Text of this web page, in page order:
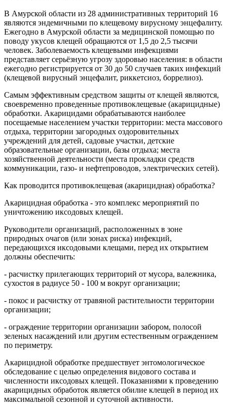
В Амурской области из 28 административных территорий 16
являются эндемичными по клещевому вирусному энцефалиту.
Ежегодно в Амурской области за медицинской помощью по
поводу укусов клещей обращаются от 1,5 до 2,5 тысячи
человек. Заболеваемость клещевыми инфекциями
представляет серьёзную угрозу здоровью населения: в области
ежегодно регистрируется от 30 до 50 случаев таких инфекций
(клещевой вирусный энцефалит, риккетсиоз, боррелиоз).
Самым эффективным средством защиты от клещей являются,
своевременно проведенные противоклещевые (акарицидные)
обработки. Акарицидами обрабатываются наиболее
посещаемые населением участки территории: места массового
отдыха, территории загородных оздоровительных
учреждений для детей, садовые участки, детские
образовательные организации, базы отдыха; места
хозяйственной деятельности (места прокладки средств
коммуникации, газо- и нефтепроводов, электрических сетей).
Как проводится противоклещевая (акарицидная) обработка?
Акарицидная обработка - это комплекс мероприятий по
уничтожению иксодовых клещей.
Руководители организаций, расположенных в зоне
природных очагов (или зонах риска) инфекций,
передающихся иксодовыми клещами, перед их открытием
должны обеспечить:
- расчистку прилегающих территорий от мусора, валежника,
сухостоя в радиусе 50 - 100 м вокруг организации;
- покос и расчистку от травяной растительности территории
организации;
- ограждение территории организации забором, полосой
зеленых насаждений или другим естественным ограждением
по периметру.
Акарицидной обработке предшествует энтомологическое
обследование с целью определения видового состава и
численности иксодовых клещей. Показаниями к проведению
акарицидных обработок является обилие клещей в период их
максимальной сезонной и суточной активности.